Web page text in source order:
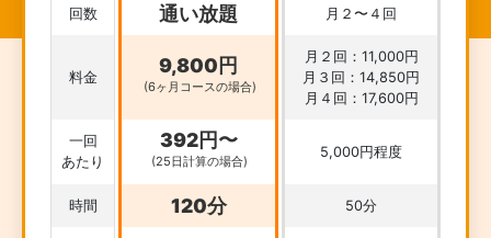
回数 通い放題 月２〜４回
料金
9,800円
(6ヶ月コースの場合)
月２回：11,000円
月３回：14,850円
月４回：17,600円
一回
あたり
392円〜
(25日計算の場合)
5,000円程度
時間 120分 50分